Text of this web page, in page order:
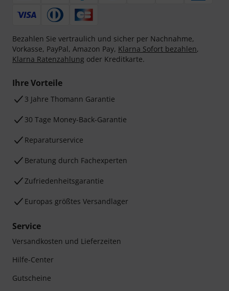
Bezahlen Sie vertraulich und sicher per Nachnahme,
Vorkasse, PayPal, Amazon Pay, Klarna Sofort bezahlen,
Klarna Ratenzahlung oder Kreditkarte.
Ihre Vorteile
3 Jahre Thomann Garantie
30 Tage Money-Back-Garantie
Reparaturservice
Beratung durch Fachexperten
Zufriedenheitsgarantie
Europas größtes Versandlager
Service
Versandkosten und Lieferzeiten
Hilfe-Center
Gutscheine